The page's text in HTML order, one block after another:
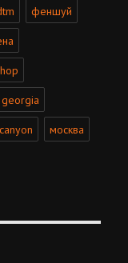
феншуй
georgia
москва